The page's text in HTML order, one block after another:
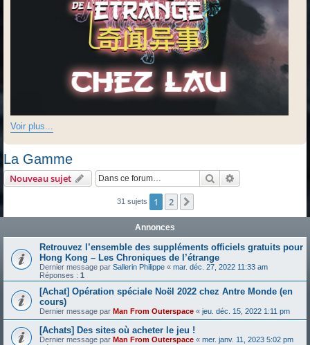
Voir plus...
La Gamme
Nouveau sujet Rechercher
31 sujets 1 2
Annonces
Retrouvez l’ensemble des suppléments officiels gratuits pour
Hong Kong – Les Chroniques de l’étrange
Dernier message par Sallerin Philippe « mar. déc. 27, 2022 11:33 am
Réponses : 1
[Achat] Opération spéciale Noël 2022 chez Antre Monde (en
cours)
Dernier message par Man From Outerspace « jeu. déc. 15, 2022 1:11 pm
[Achats] Des sites où acheter le jeu !
Dernier message par Man From Outerspace « mer. janv. 11, 2023 5:02 pm